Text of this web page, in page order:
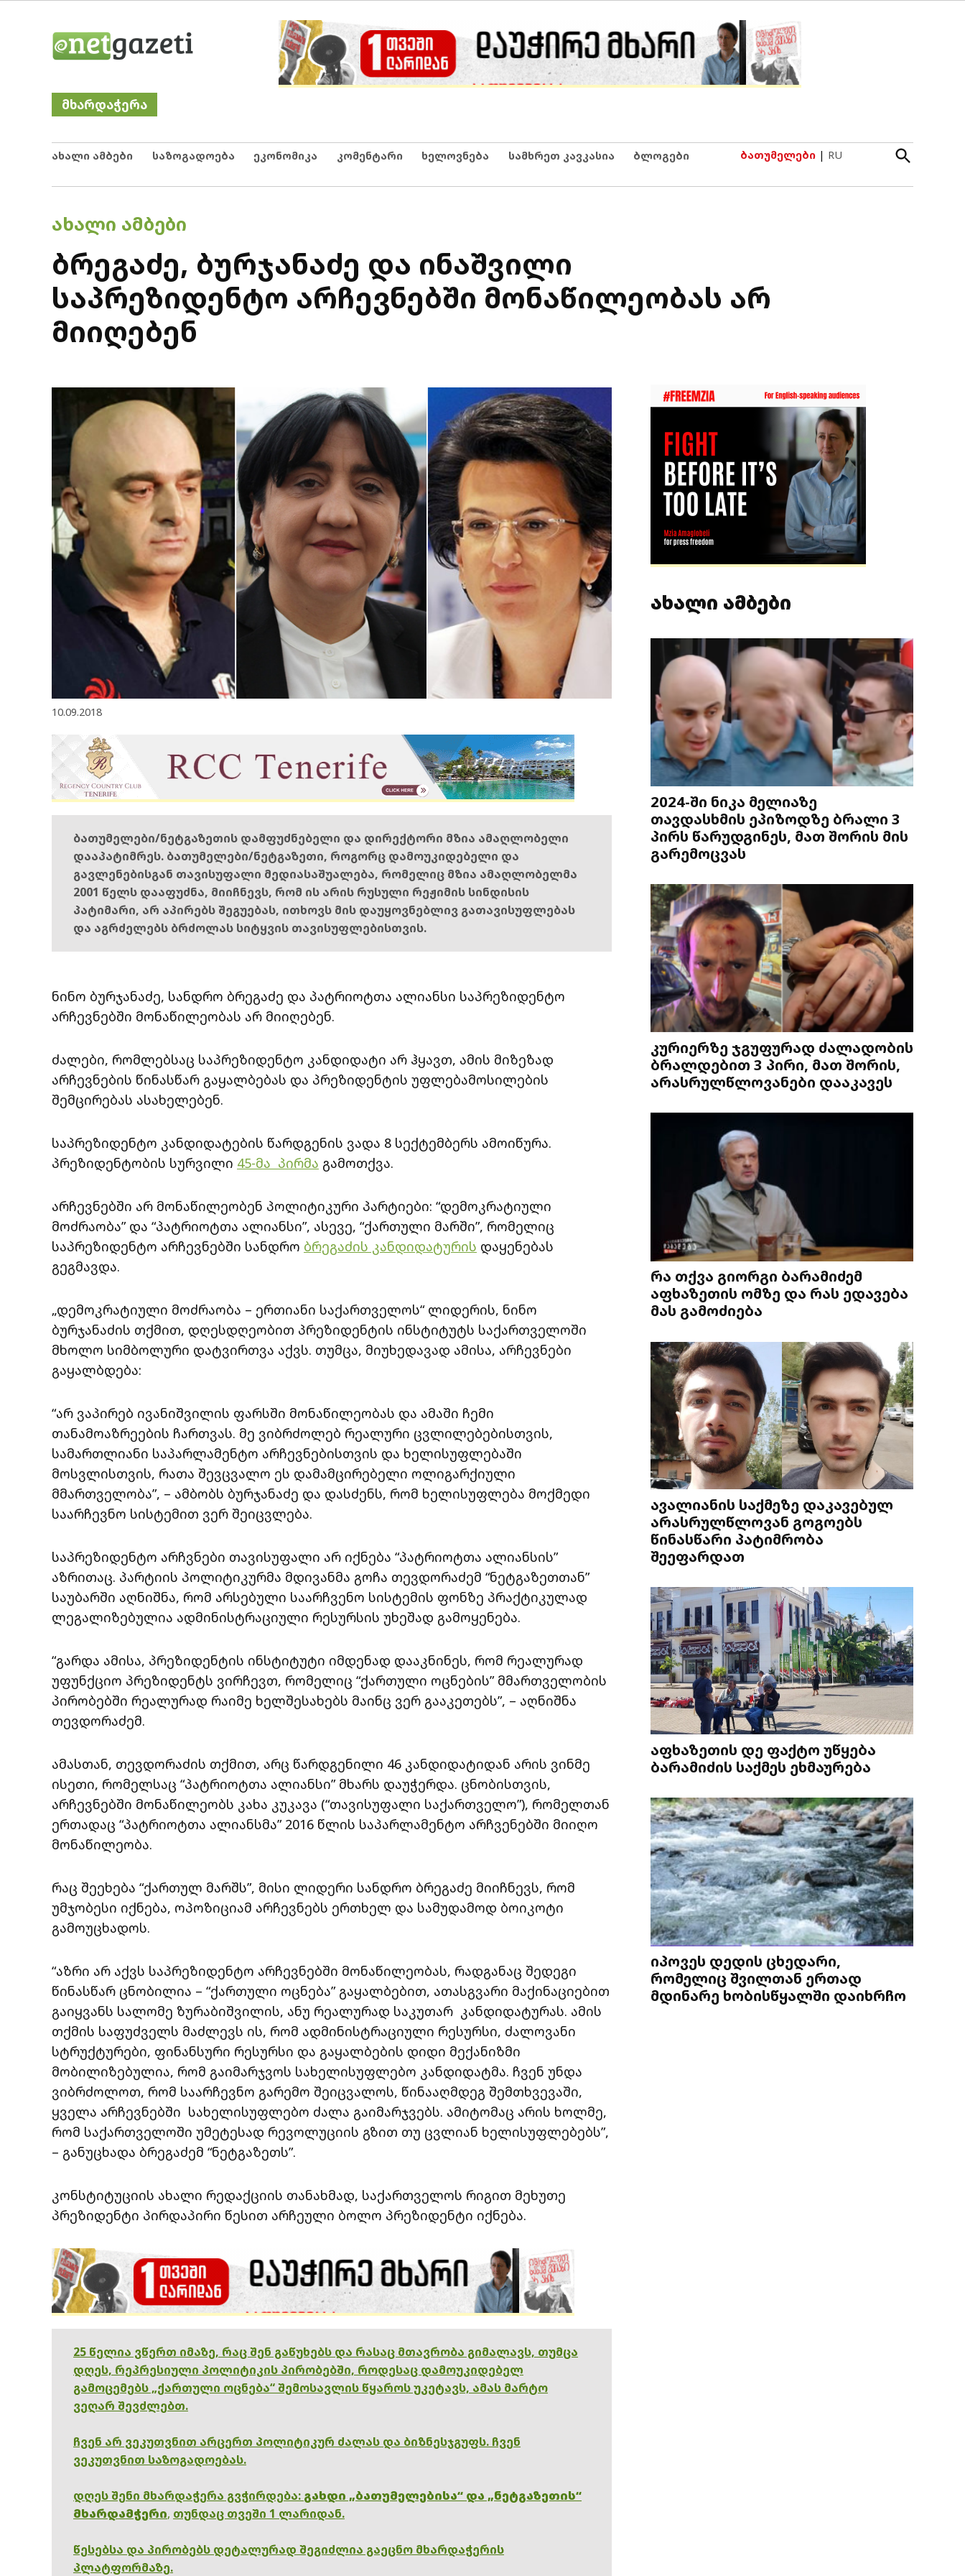
Netgazeti
მხარდაჭერა
ახალი ამბები საზოგადოება ეკონომიკა კომენტარი ხელოვნება სამხრეთ კავკასია ბლოგები ბათუმელები | RU
Open
Search
POSTED
ᲐᲮᲐᲚᲘ ᲐᲛᲑᲔᲑᲘ
ბრეგაძე, ბურჯანაძე და ინაშვილი
საპრეზიდენტო არჩევნებში მონაწილეობას არ
მიიღებენ
10.09.2018
ბათუმელები/ნეტგაზეთის დამფუძნებელი და დირექტორი მზია ამაღლობელი
დააპატიმრეს. ბათუმელები/ნეტგაზეთი, როგორც დამოუკიდებელი და
გავლენებისგან თავისუფალი მედიასაშუალება, რომელიც მზია ამაღლობელმა
2001 წელს დააფუძნა, მიიჩნევს, რომ ის არის რუსული რეჟიმის სინდისის
პატიმარი, არ აპირებს შეგუებას, ითხოვს მის დაუყოვნებლივ გათავისუფლებას
და აგრძელებს ბრძოლას სიტყვის თავისუფლებისთვის.
ნინო ბურჯანაძე, სანდრო ბრეგაძე და პატრიოტთა ალიანსი საპრეზიდენტო
არჩევნებში მონაწილეობას არ მიიღებენ.
ძალები, რომლებსაც საპრეზიდენტო კანდიდატი არ ჰყავთ, ამის მიზეზად
არჩევნების წინასწარ გაყალბებას და პრეზიდენტის უფლებამოსილების
შემცირებას ასახელებენ.
საპრეზიდენტო კანდიდატების წარდგენის ვადა 8 სექტემბერს ამოიწურა.
პრეზიდენტობის სურვილი 45-მა პირმა გამოთქვა.
არჩევნებში არ მონაწილეობენ პოლიტიკური პარტიები: “დემოკრატიული
მოძრაობა” და “პატრიოტთა ალიანსი”, ასევე, “ქართული მარში”, რომელიც
საპრეზიდენტო არჩევნებში სანდრო ბრეგაძის კანდიდატურის დაყენებას
გეგმავდა.
„დემოკრატიული მოძრაობა – ერთიანი საქართველოს“ ლიდერის, ნინო
ბურჯანაძის თქმით, დღესდღეობით პრეზიდენტის ინსტიტუტს საქართველოში
მხოლო სიმბოლური დატვირთვა აქვს. თუმცა, მიუხედავად ამისა, არჩევნები
გაყალბდება:
“არ ვაპირებ ივანიშვილის ფარსში მონაწილეობას და ამაში ჩემი
თანამოაზრეების ჩართვას. მე ვიბრძოლებ რეალური ცვლილებებისთვის,
სამართლიანი საპარლამენტო არჩევნებისთვის და ხელისუფლებაში
მოსვლისთვის, რათა შევცვალო ეს დამამცირებელი ოლიგარქიული
მმართველობა”, – ამბობს ბურჯანაძე და დასძენს, რომ ხელისუფლება მოქმედი
საარჩევნო სისტემით ვერ შეიცვლება.
საპრეზიდენტო არჩვნები თავისუფალი არ იქნება “პატრიოტთა ალიანსის”
აზრითაც. პარტიის პოლიტიკურმა მდივანმა გოჩა თევდორაძემ “ნეტგაზეთთან”
საუბარში აღნიშნა, რომ არსებული საარჩვენო სისტემის ფონზე პრაქტიკულად
ლეგალიზებულია ადმინისტრაციული რესურსის უხეშად გამოყენება.
“გარდა ამისა, პრეზიდენტის ინსტიტუტი იმდენად დააკნინეს, რომ რეალურად
უფუნქციო პრეზიდენტს ვირჩევთ, რომელიც “ქართული ოცნების” მმართველობის
პირობებში რეალურად რაიმე ხელშესახებს მაინც ვერ გააკეთებს”, – აღნიშნა
თევდორაძემ.
ამასთან, თევდორაძის თქმით, არც წარდგენილი 46 კანდიდატიდან არის ვინმე
ისეთი, რომელსაც “პატრიოტთა ალიანსი” მხარს დაუჭერდა. ცნობისთვის,
არჩევნებში მონაწილეობს კახა კუკავა (“თავისუფალი საქართველო”), რომელთან
ერთადაც “პატრიოტთა ალიანსმა” 2016 წლის საპარლამენტო არჩვენებში მიიღო
მონაწილეობა.
რაც შეეხება “ქართულ მარშს”, მისი ლიდერი სანდრო ბრეგაძე მიიჩნევს, რომ
უმჯობესი იქნება, ოპოზიციამ არჩევნებს ერთხელ და სამუდამოდ ბოიკოტი
გამოუცხადოს.
“აზრი არ აქვს საპრეზიდენტო არჩევნებში მონაწილეობას, რადგანაც შედეგი
წინასწარ ცნობილია – “ქართული ოცნება” გაყალბებით, ათასგვარი მაქინაციებით
გაიყვანს სალომე ზურაბიშვილის, ანუ რეალურად საკუთარ კანდიდატურას. ამის
თქმის საფუძველს მაძლევს ის, რომ ადმინისტრაციული რესურსი, ძალოვანი
სტრუქტურები, ფინანსური რესურსი და გაყალბების დიდი მექანიზმი
მობილიზებულია, რომ გაიმარჯვოს სახელისუფლებო კანდიდატმა. ჩვენ უნდა
ვიბრძოლოთ, რომ საარჩევნო გარემო შეიცვალოს, წინააღმდეგ შემთხვევაში,
ყველა არჩევნებში სახელისუფლებო ძალა გაიმარჯვებს. ამიტომაც არის ხოლმე,
რომ საქართველოში უმეტესად რევოლუციის გზით თუ ცვლიან ხელისუფლებებს”,
– განუცხადა ბრეგაძემ “ნეტგაზეთს”.
კონსტიტუციის ახალი რედაქციის თანახმად, საქართველოს რიგით მეხუთე
პრეზიდენტი პირდაპირი წესით არჩეული ბოლო პრეზიდენტი იქნება.
25 წელია ვწერთ იმაზე, რაც შენ გაწუხებს და რასაც მთავრობა გიმალავს, თუმცა
დღეს, რეპრესიული პოლიტიკის პირობებში, როდესაც დამოუკიდებელ
გამოცემებს „ქართული ოცნება“ შემოსავლის წყაროს უკეტავს, ამას მარტო
ვეღარ შევძლებთ.
ჩვენ არ ვეკუთვნით არცერთ პოლიტიკურ ძალას და ბიზნესჯგუფს. ჩვენ
ვეკუთვნით საზოგადოებას.
დღეს შენი მხარდაჭერა გვჭირდება: გახდი „ბათუმელებისა“ და „ნეტგაზეთის“
მხარდამჭერი, თუნდაც თვეში 1 ლარიდან.
წესებსა და პირობებს დეტალურად შეგიძლია გაეცნო მხარდაჭერის
პლატფორმაზე.
ახალი ამბები
2024-ში ნიკა მელიაზე
თავდასხმის ეპიზოდზე ბრალი 3
პირს წარუდგინეს, მათ შორის მის
გარემოცვას
კურიერზე ჯგუფურად ძალადობის
ბრალდებით 3 პირი, მათ შორის,
არასრულწლოვანები დააკავეს
რა თქვა გიორგი ბარამიძემ
აფხაზეთის ომზე და რას ედავება
მას გამოძიება
ავალიანის საქმეზე დაკავებულ
არასრულწლოვან გოგოებს
წინასწარი პატიმრობა
შეეფარდათ
აფხაზეთის დე ფაქტო უწყება
ბარამიძის საქმეს ეხმაურება
იპოვეს დედის ცხედარი,
რომელიც შვილთან ერთად
მდინარე ხობისწყალში დაიხრჩო